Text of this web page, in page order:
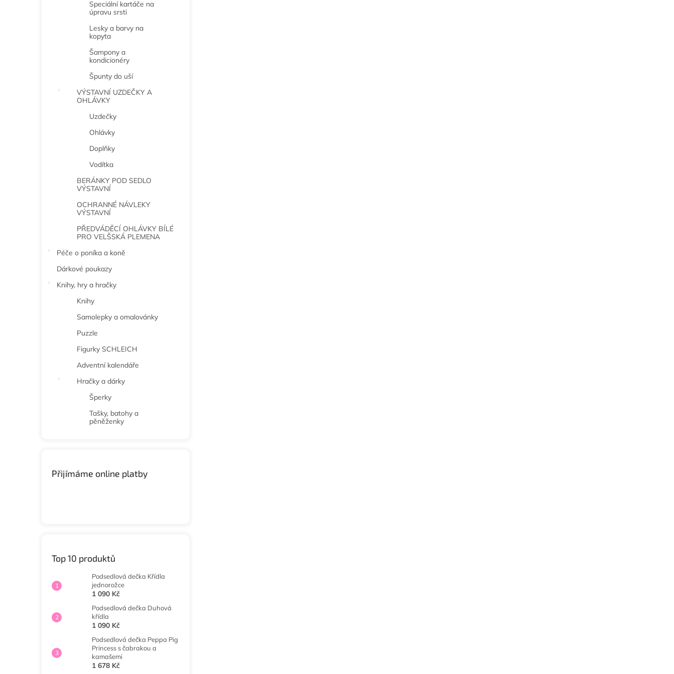
Speciální kartáče na
úpravu srsti
Lesky a barvy na
kopyta
Šampony a
kondicionéry
Špunty do uší
VÝSTAVNÍ UZDEČKY A
OHLÁVKY
Uzdečky
Ohlávky
Doplňky
Vodítka
BERÁNKY POD SEDLO
VÝSTAVNÍ
OCHRANNÉ NÁVLEKY
VÝSTAVNÍ
PŘEDVÁDĚCÍ OHLÁVKY BÍLÉ
PRO VELŠSKÁ PLEMENA
Péče o poníka a koně
Dárkové poukazy
Knihy, hry a hračky
Knihy
Samolepky a omalovánky
Puzzle
Figurky SCHLEICH
Adventní kalendáře
Hračky a dárky
Šperky
Tašky, batohy a
pěněženky
Přijímáme online platby
Top 10 produktů
Podsedlová dečka Křídla
jednorožce
1 090 Kč
Podsedlová dečka Duhová
křídla
1 090 Kč
Podsedlová dečka Peppa Pig
Princess s čabrakou a
kamašemi
1 678 Kč